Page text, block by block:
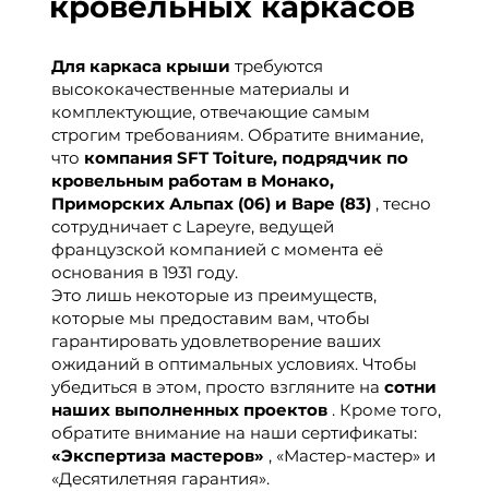
Для каркаса крыши требуются
высококачественные материалы и
комплектующие, отвечающие самым
строгим требованиям. Обратите внимание,
что компания SFT Toiture, подрядчик по
кровельным работам в Монако,
Приморских Альпах (06) и Варе (83), тесно
сотрудничает с Lapeyre, ведущей
французской компанией с момента её
основания в 1931 году.
Это лишь некоторые из преимуществ,
которые мы предоставим вам, чтобы
гарантировать удовлетворение ваших
ожиданий в оптимальных условиях. Чтобы
убедиться в этом, просто взгляните на сотни
наших выполненных проектов. Кроме того,
обратите внимание на наши сертификаты:
«Экспертиза мастеров» , «Мастер-мастер» и
«Десятилетняя гарантия».